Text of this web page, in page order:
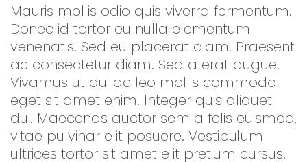
Mauris mollis odio quis viverra fermentum.
Donec id tortor eu nulla elementum
venenatis. Sed eu placerat diam. Praesent
ac consectetur diam. Sed a erat augue.
Vivamus ut dui ac leo mollis commodo
eget sit amet enim. Integer quis aliquet
dui. Maecenas auctor sem a felis euismod,
vitae pulvinar elit posuere. Vestibulum
ultrices tortor sit amet elit pretium cursus.